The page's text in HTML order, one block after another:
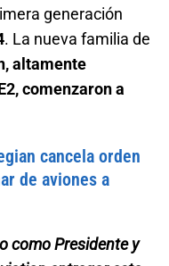
generación
. La nueva familia de
altamente
comenzaron a
cancela orden
de aviones a
como Presidente y